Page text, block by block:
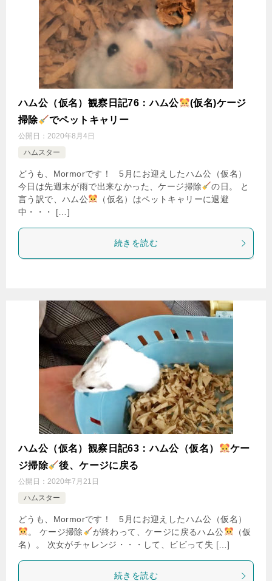
ハム公（仮名）観察日記76：ハム公
(仮名)ケージ
掃除
でペットキャリー
公開日： 2020年8月4日
ハムスター
どうも、Mormorです！ 5月にお迎えしたハム公（仮名）
今日は先週末が雨で出来なかった、ケージ掃除
の日。 と
言う訳で、ハム公
（仮名）はペットキャリーに退避
中・・・ […]
続きを読む
ハム公（仮名）観察日記63：ハム公（仮名）
ケー
ジ掃除
後、ケージに戻る
公開日： 2020年7月21日
ハムスター
どうも、Mormorです！ 5月にお迎えしたハム公（仮名）
。 ケージ掃除
が終わって、ケージに戻るハム公
（仮
名）。 次女がチャレンジ・・・して、ビビって失 […]
続きを読む